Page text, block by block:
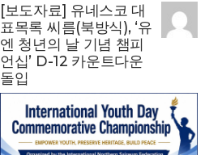
[보도자료] 유네스코 대
표목록 씨름(북방식), ‘유
엔 청년의 날 기념 챔피
언십’ D-12 카운트다운
돌입